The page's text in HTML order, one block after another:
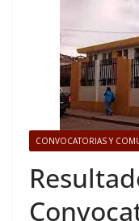
CONVOCATORIAS Y